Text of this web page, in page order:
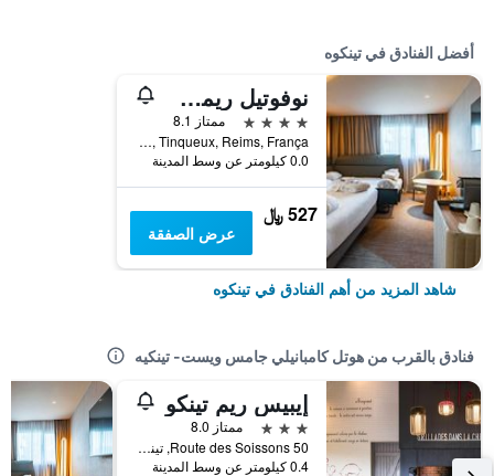
أفضل الفنادق في تينكوه
نوفوتيل ريمس تينكو
4 نجوم
ممتاز 8.1
Route de Soissons | Cs 70020, Tinqueux, Reims, França, تينكوه, إقليم المارن, فرنسا
0.0 كيلومتر عن وسط المدينة
527 ﷼
عرض الصفقة
شاهد المزيد من أهم الفنادق في تينكوه
فنادق بالقرب من هوتل كامبانيلي جامس ويست- تينكيه
إيبيس ريم تينكو
3 نجوم
ممتاز 8.0
50 Route des Soissons, تينكوه, إقليم المارن, فرنسا
0.4 كيلومتر عن وسط المدينة